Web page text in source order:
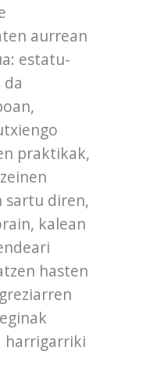
aurrean
estatu-
praktikak,
sartu diren,
kalean
hasten
harrigarriki